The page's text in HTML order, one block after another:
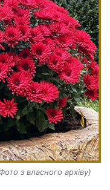
з власного архіву)